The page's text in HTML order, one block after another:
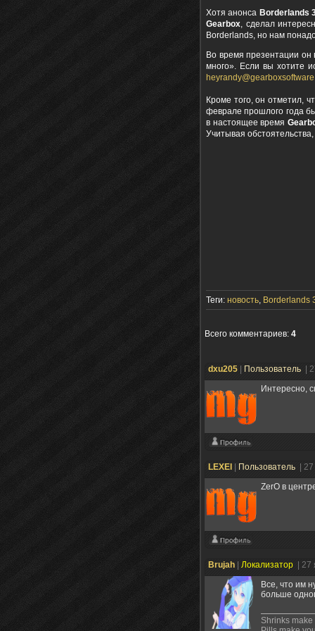
Хотя анонса Borderlands
Gearbox, сделал
Borderlands, но нам
Во время презентации
много». Если вы хотите
Кроме того, он отметил,
феврале прошлого года
в настоящее время
Учитывая
Теги: новость, Borderlands
Всего комментариев: 4
dxu205 Пользователь
|
Интересно,
LEXEI Пользователь
|
ZerO в
Brujah Локализатор
|
Все, что им
больше
Shrinks